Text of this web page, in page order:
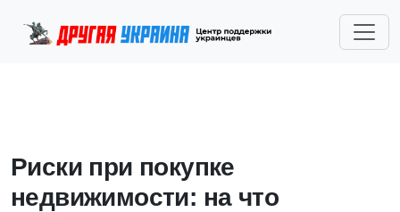
Риски при покупке
недвижимости: на что